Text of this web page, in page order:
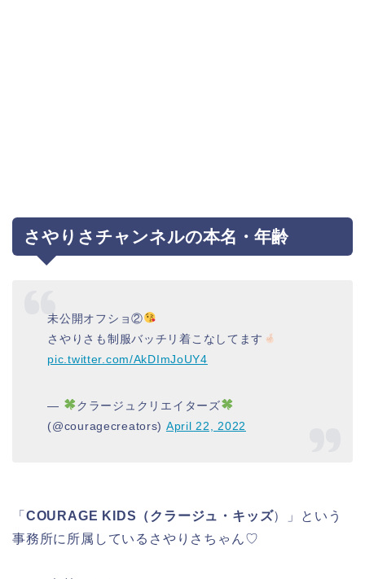
さやりさチャンネルの本名・年齢
未公開オフショ②
さやりさも制服バッチリ着こなしてます
pic.twitter.com/AkDImJoUY4
—
クラージュクリエイターズ
(@couragecreators) April 22, 2022
「 COURAGE KIDS（クラージュ・キッズ）」という
事務所に所属しているさやりさちゃん♡